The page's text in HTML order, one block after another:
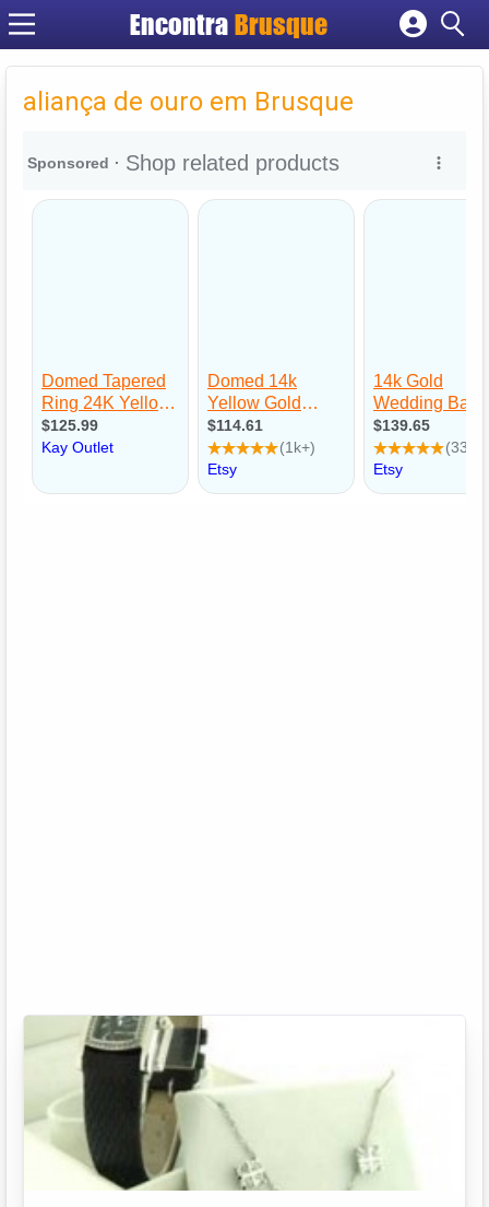
EncontraBrusque
Cadastrar empresa
Criar conta
aliança de ouro em Brusque